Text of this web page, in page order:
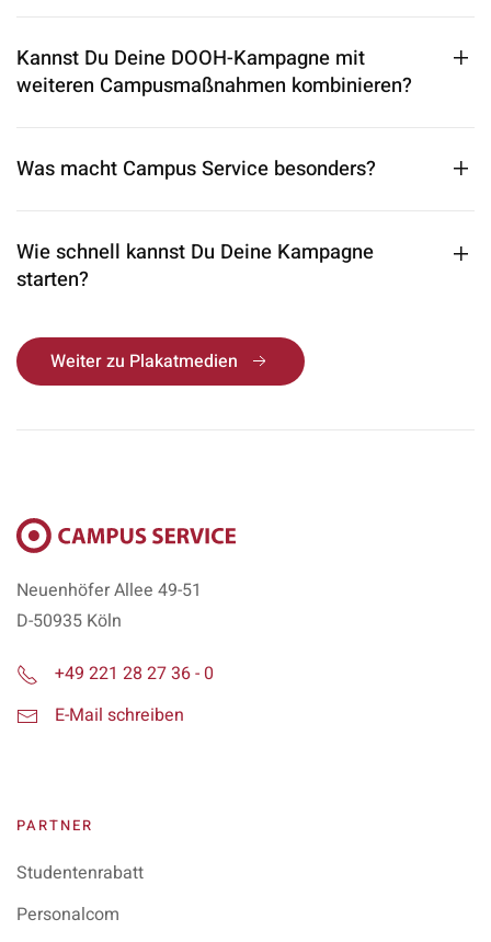
Kannst Du Deine DOOH-Kampagne mit
weiteren Campusmaßnahmen kombinieren?
Was macht Campus Service besonders?
Wie schnell kannst Du Deine Kampagne
starten?
Weiter zu Plakatmedien
Neuenhöfer Allee 49-51
D-50935 Köln
+49 221 28 27 36 - 0
E-Mail schreiben
PARTNER
Studentenrabatt
Personalcom